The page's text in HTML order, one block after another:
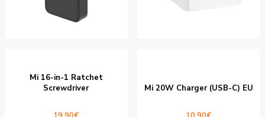
Mi 16-in-1 Ratchet
Screwdriver
Mi 20W Charger (USB-C) EU